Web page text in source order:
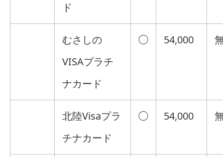
ド
むさしの
VISAプラチ
ナカード
◯ 54,000
北陸Visaプラ
チナカード
◯ 54,000